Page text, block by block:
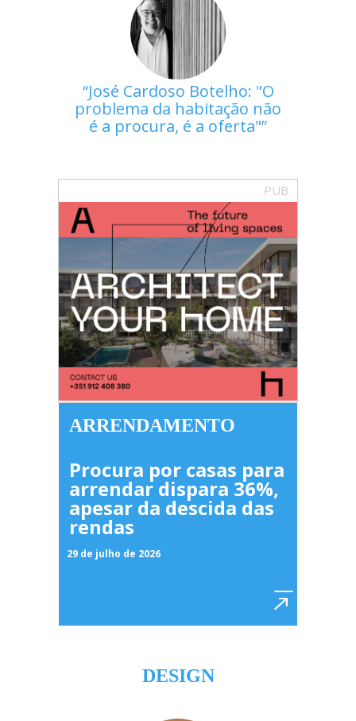
José Cardoso Botelho: "O
problema da habitação não
é a procura, é a oferta"
PUB
ARRENDAMENTO
Procura por casas para
arrendar dispara 36%,
apesar da descida das
rendas
29 de julho de 2026
DESIGN